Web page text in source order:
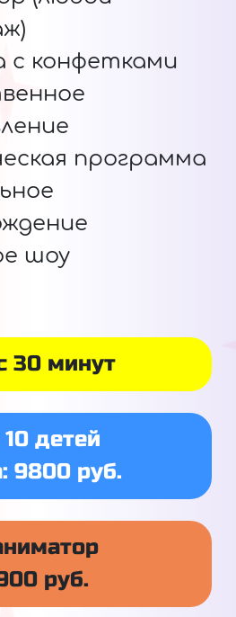
с конфетками
программа
шоу
30 минут
детей
9800 руб.
руб.